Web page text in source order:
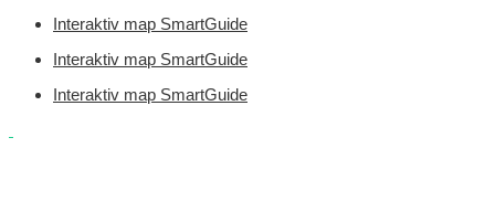
Interaktiv map SmartGuide
Interaktiv map SmartGuide
Interaktiv map SmartGuide